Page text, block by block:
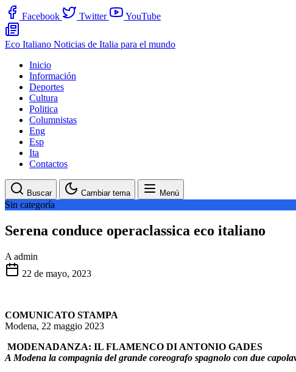
Facebook Twitter YouTube
Eco Italiano Noticias de Italia para el mundo
Inicio
Información
Deportes
Cultura
Politica
Columnistas
Eng
Esp
Ita
Contactos
Buscar Cambiar tema Menú
Sin categoría
Serena conduce operaclassica eco italiano
A admin
22 de mayo, 2023
COMUNICATO STAMPA
Modena, 22 maggio 2023
MODENADANZA: IL FLAMENCO DI ANTONIO GADES
A Modena la compagnia del grande coreografo spagnolo con due